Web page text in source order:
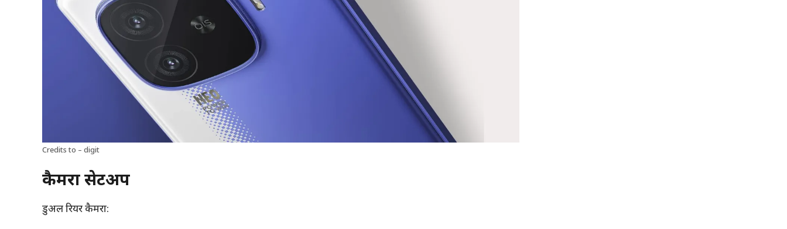
Credits to – digit
कैमरा सेटअप
डुअल रियर कैमरा: